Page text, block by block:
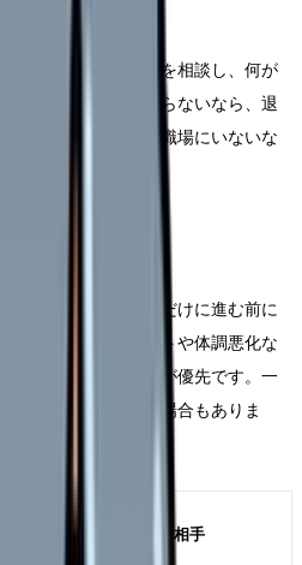
つに絞る
はなく「具体的に何を相談し、何が
したのに状況が変わらないなら、退
。相談できる相手が職場にいないな
す。
性
い時でも、すぐ退職だけに進む前に
ちろん、ハラスメントや体調悪化な
は、距離を取ることが優先です。一
われば続けられる場合もありま
確認する相手